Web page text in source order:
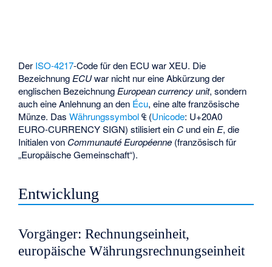
Der ISO-4217-Code für den ECU war XEU. Die
Bezeichnung ECUwar nicht nur eine Abkürzung der
englischen Bezeichnung European currency unit, sondern
auch eine Anlehnung an den Écu, eine alte französische
Münze. DasWährungssymbol₠ (Unicode: U+20A0
EURO-CURRENCY SIGN) stilisiert ein C und ein E, die
Initialen von Communauté Européenne (französisch für
„Europäische Gemeinschaft“).
Entwicklung
Vorgänger: Rechnungseinheit,
europäische Währungsrechnungseinheit